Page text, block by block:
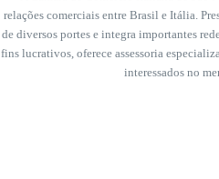
relações comerciais entre Brasil e Itália.
de diversos portes e integra importantes
fins lucrativos, oferece assessoria
interessados no